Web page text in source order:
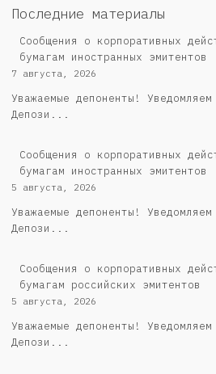
Последние материалы
Сообщения о корпоративных
бумагам иностранных эмитентов
7 августа, 2026
Уважаемые депоненты!
Депози...
Сообщения о корпоративных
бумагам иностранных эмитентов
5 августа, 2026
Уважаемые депоненты!
Депози...
Cообщения о корпоративных
бумагам российских эмитентов
5 августа, 2026
Уважаемые депоненты!
Депози...